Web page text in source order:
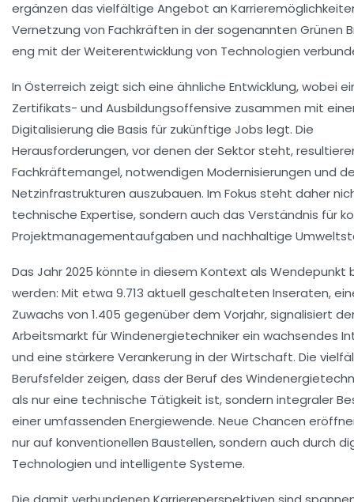
ergänzen das vielfältige Angebot an
Vernetzung von Fachkräften in der sogenannten Grünen
eng mit der Weiterentwicklung von Technologien
In Österreich zeigt sich eine ähnliche Entwicklung, wobei
Zertifikats- und Ausbildungsoffensive zusammen mit
Digitalisierung die Basis für zukünftige Jobs legt. Die
Herausforderungen, vor denen der Sektor steht,
Fachkräftemangel, notwendigen Modernisierungen und
Netzinfrastrukturen auszubauen. Im Fokus steht daher
technische Expertise, sondern auch das Verständnis für
Projektmanagementaufgaben und nachhaltige
Das Jahr 2025 könnte in diesem Kontext als
werden: Mit etwa 9.713 aktuell geschalteten Inseraten,
Zuwachs von 1.405 gegenüber dem Vorjahr, signalisiert
Arbeitsmarkt für Windenergietechniker ein wachsendes
und eine stärkere Verankerung in der Wirtschaft. Die
Berufsfelder zeigen, dass der Beruf des
als nur eine technische Tätigkeit ist, sondern integraler
einer umfassenden Energiewende. Neue Chancen
nur auf konventionellen Baustellen, sondern auch durch
Technologien und intelligente Systeme.